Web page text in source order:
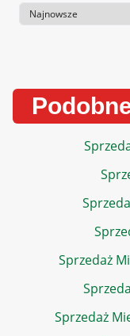
Sortowanie
Sprzedaż
Sprzedaż